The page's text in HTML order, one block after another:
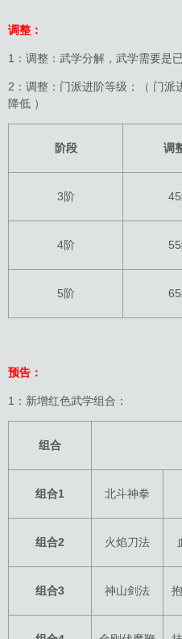
调整：
1：调整：武学分解，武学需要是
2：调整：门派进阶等级；（ 门派
降低 ）
阶段 调
3阶
4阶
5阶
预告：
1：新增红色武学组合：
组合
组合1 北斗神拳
组合2 火焰刀法
组合3 神山剑法